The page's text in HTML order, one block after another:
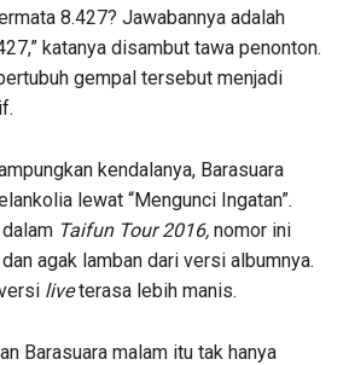
8.427? Jawabannya adalah
katanya disambut tawa penonton.
gempal tersebut menjadi
kendalanya, Barasuara
lewat “Mengunci Ingatan”.
dalam Taifun Tour 2016, nomor ini
agak lamban dari versi albumnya.
liveterasa lebih manis.
Barasuara malam itu tak hanya